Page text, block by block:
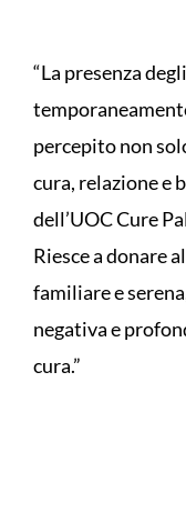
“La presenza
percepito non
cura, relazione e
dell’UOC Cure
Riesce a donare
familiare e
negativa e
cura.”